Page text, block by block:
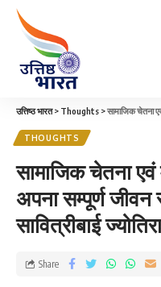
उत्तिष्ठ भारत> Thoughts >सामाजिक चेतना एवं
THOUGHTS
सामाजिक चेतना
अपना सम्पूर्ण जीवन
सावित्रीबाई
Share